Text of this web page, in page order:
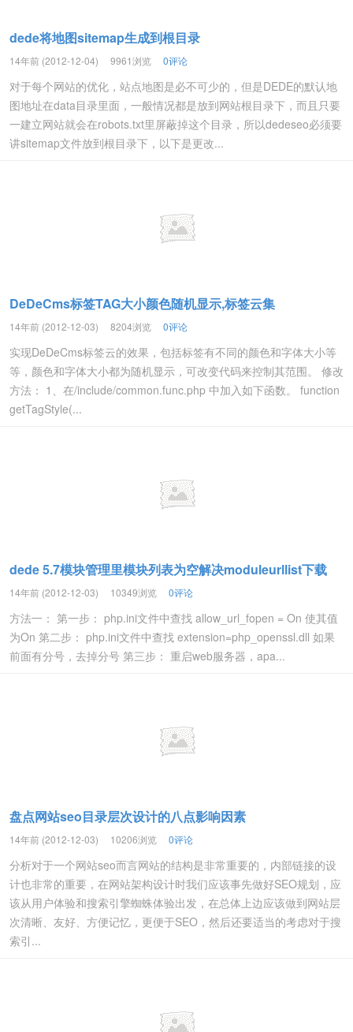
dede将地图sitemap生成到根目录
14年前 (2012-12-04) 9961浏览 0评论
对于每个网站的优化，站点地图是必不可少的，但是DEDE的默认地
图地址在data目录里面，一般情况都是放到网站根目录下，而且只要
一建立网站就会在robots.txt里屏蔽掉这个目录，所以dedeseo必须要
讲sitemap文件放到根目录下，以下是更改...
DeDeCms标签TAG大小颜色随机显示,标签云集
14年前 (2012-12-03) 8204浏览 0评论
实现DeDeCms标签云的效果，包括标签有不同的颜色和字体大小等
等，颜色和字体大小都为随机显示，可改变代码来控制其范围。 修改
方法： 1、在/include/common.func.php 中加入如下函数。 function
getTagStyle(...
dede 5.7模块管理里模块列表为空解决moduleurllist下载
14年前 (2012-12-03) 10349浏览 0评论
方法一： 第一步： php.ini文件中查找 allow_url_fopen = On 使其值
为On 第二步： php.ini文件中查找 extension=php_openssl.dll 如果
前面有分号，去掉分号 第三步： 重启web服务器，apa...
盘点网站seo目录层次设计的八点影响因素
14年前 (2012-12-03) 10206浏览 0评论
分析对于一个网站seo而言网站的结构是非常重要的，内部链接的设
计也非常的重要，在网站架构设计时我们应该事先做好SEO规划，应
该从用户体验和搜索引擎蜘蛛体验出发，在总体上边应该做到网站层
次清晰、友好、方便记忆，更便于SEO，然后还要适当的考虑对于搜
索引...